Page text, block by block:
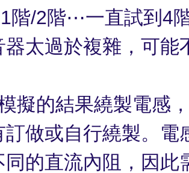
1階/2階⋯一直試到 4
器太過於複雜，可能
擬的結果繞製電感
訂做或自行繞製。電
同的直流內阻，因此